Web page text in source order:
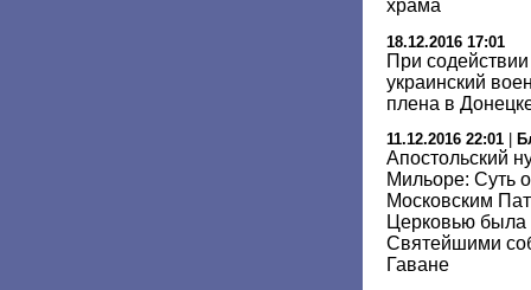
храма
18.12.2016 17:01
При
украинский
плена в
11.12.2016 22:01
Апостольский
Мильоре: Суть
Московским
Церковью
Святейшими
Гаване